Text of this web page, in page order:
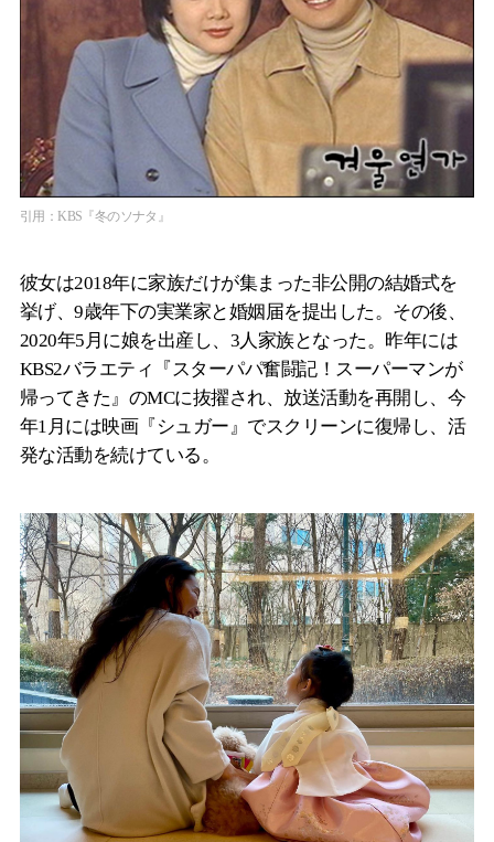
引用：KBS『冬のソナタ』
彼女は2018年に家族だけが集まった非公開の結婚式を
挙げ、9歳年下の実業家と婚姻届を提出した。その後、
2020年5月に娘を出産し、3人家族となった。昨年には
KBS2バラエティ『スターパパ奮闘記！スーパーマンが
帰ってきた』のMCに抜擢され、放送活動を再開し、今
年1月には映画『シュガー』でスクリーンに復帰し、活
発な活動を続けている。